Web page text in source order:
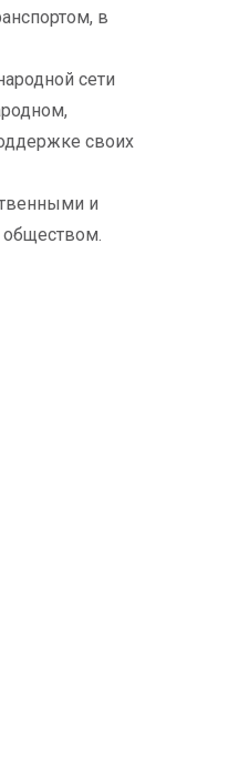
в
сети
своих
и